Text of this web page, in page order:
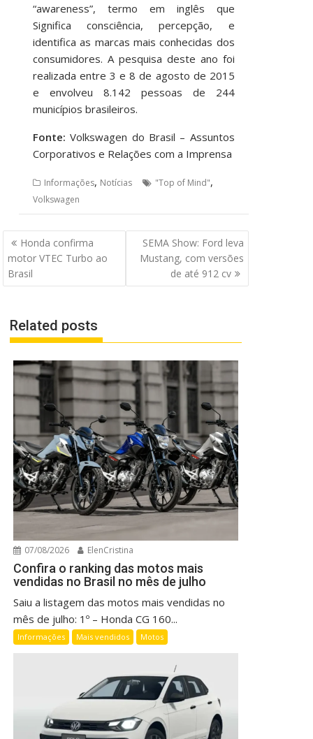
“awareness”, termo em inglês que
Significa consciência, percepção, e
identifica as marcas mais conhecidas dos
consumidores. A pesquisa deste ano foi
realizada entre 3 e 8 de agosto de 2015
e envolveu 8.142 pessoas de 244
municípios brasileiros.
Fonte: Volkswagen do Brasil – Assuntos
Corporativos e Relações com a Imprensa
Informações, Notícias "Top of Mind",
Volkswagen
Navegação
de
Post
Honda confirma
motor VTEC Turbo ao
Brasil
SEMA Show: Ford leva
Mustang, com versões
de até 912 cv
Related posts
07/08/2026 ElenCristina
Confira o ranking das motos mais
vendidas no Brasil no mês de julho
Saiu a listagem das motos mais vendidas no
mês de julho: 1º – Honda CG 160...
Informações Mais vendidos Motos